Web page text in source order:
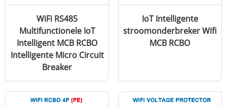
WiFi RS485
Multifunctionele IoT
Intelligent MCB RCBO
Intelligente Micro Circuit
Breaker
IoT Intelligente
stroomonderbreker Wifi
MCB RCBO